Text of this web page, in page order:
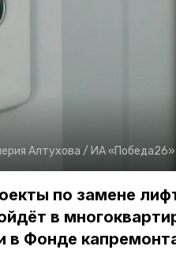
Алтухова / ИА «Победа26»
по замене
в
Фонде